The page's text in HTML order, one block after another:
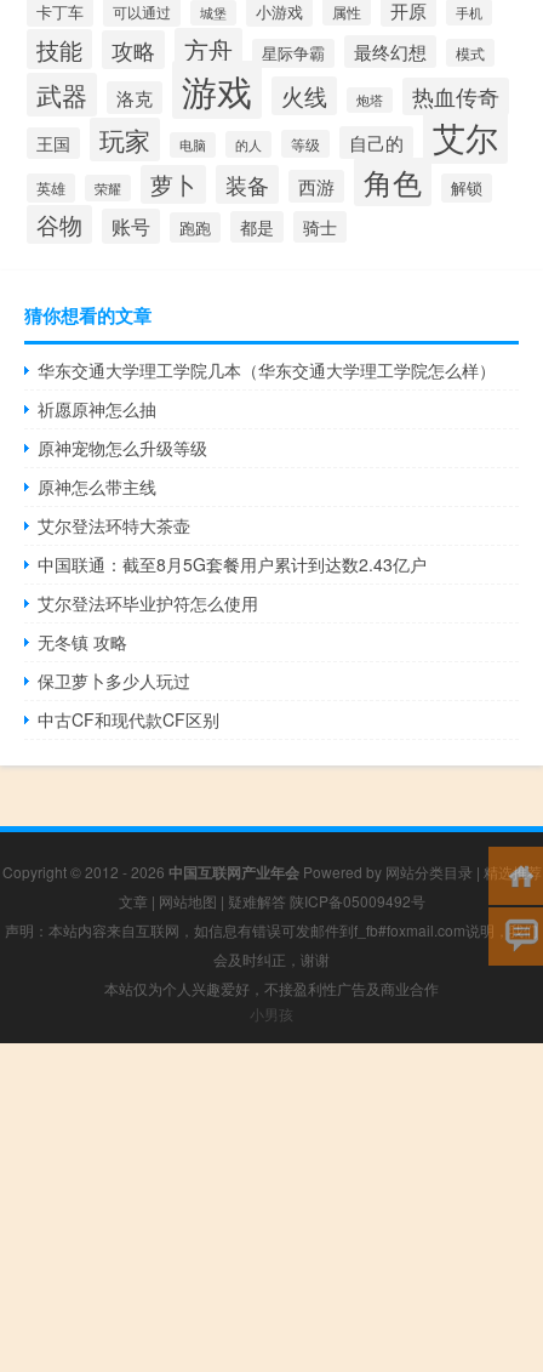
卡丁车
可以通过 城堡 小游戏 属性 开原 手机
技能 攻略 方舟 星际争霸 最终幻想 模式
武器 洛克 游戏 火线 炮塔 热血传奇
王国 玩家 电脑 的人 等级 自己的 艾尔
英雄 荣耀 萝卜 装备 西游 角色 解锁
谷物 账号 跑跑 都是 骑士
猜你想看的文章
华东交通大学理工学院几本（华东交通大学理工学院怎么样）
祈愿原神怎么抽
原神宠物怎么升级等级
原神怎么带主线
艾尔登法环特大茶壶
中国联通：截至8月5G套餐用户累计到达数2.43亿户
艾尔登法环毕业护符怎么使用
无冬镇 攻略
保卫萝卜多少人玩过
中古CF和现代款CF区别
Copyright © 2012 - 2026 中国互联网产业年会Powered by 网站分类目录 | 精选推荐
文章 | 网站地图 | 疑难解答 陕ICP备05009492号
声明：本站内容来自互联网，如信息有错误可发邮件到f_fb#foxmail.com说明，我们
会及时纠正，谢谢
本站仅为个人兴趣爱好，不接盈利性广告及商业合作
小男孩